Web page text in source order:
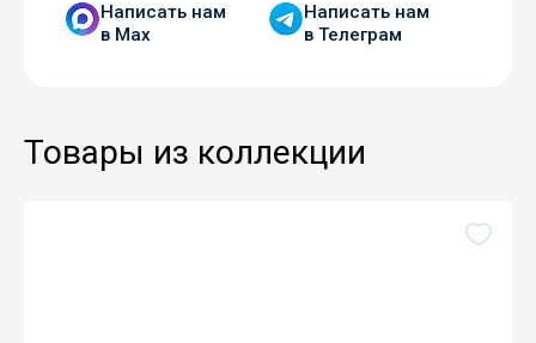
Написать нам
в Мax
Написать нам
в Телеграм
Товары из коллекции